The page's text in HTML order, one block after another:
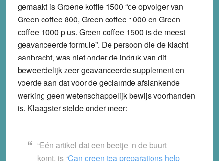
gemaakt is Groene koffie 1500 “de opvolger van
Green coffee 800, Green coffee 1000 en Green
coffee 1000 plus. Green coffee 1500 is de meest
geavanceerde formule”. De persoon die de klacht
aanbracht, was niet onder de indruk van dit
beweerdelijk zeer geavanceerde supplement en
voerde aan dat voor de geclaimde afslankende
werking geen wetenschappelijk bewijs voorhanden
is. Klaagster stelde onder meer:
“Eén artikel dat een beetje in de buurt
komt, is “Can green tea preparations help